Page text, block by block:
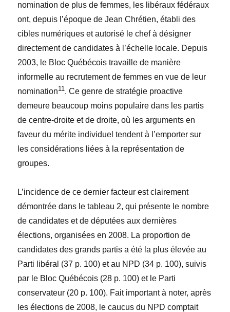
nomination de plus de femmes, les libéraux fédéraux
ont, depuis l’époque de Jean Chrétien, établi des
cibles numériques et autorisé le chef à désigner
directement de candidates à l’échelle locale. Depuis
2003, le Bloc Québécois travaille de manière
informelle au recrutement de femmes en vue de leur
nomination11. Ce genre de stratégie proactive
demeure beaucoup moins populaire dans les partis
de centre-droite et de droite, où les arguments en
faveur du mérite individuel tendent à l’emporter sur
les considérations liées à la représentation de
groupes.
L’incidence de ce dernier facteur est clairement
démontrée dans le tableau 2, qui présente le nombre
de candidates et de députées aux dernières
élections, organisées en 2008. La proportion de
candidates des grands partis a été la plus élevée au
Parti libéral (37 p. 100) et au NPD (34 p. 100), suivis
par le Bloc Québécois (28 p. 100) et le Parti
conservateur (20 p. 100). Fait important à noter, après
les élections de 2008, le caucus du NPD comptait